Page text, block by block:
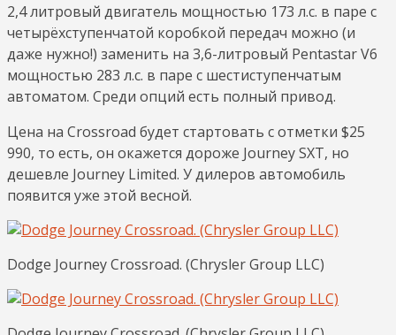
2,4 литровый двигатель мощностью 173 л.с. в паре с
четырёхступенчатой коробкой передач можно (и
даже нужно!) заменить на 3,6-литровый Pentastar V6
мощностью 283 л.с. в паре с шестиступенчатым
автоматом. Среди опций есть полный привод.
Цена на Crossroad будет стартовать с отметки $25
990, то есть, он окажется дороже Journey SXT, но
дешевле Journey Limited. У дилеров автомобиль
появится уже этой весной.
Dodge Journey Crossroad. (Chrysler Group LLC)